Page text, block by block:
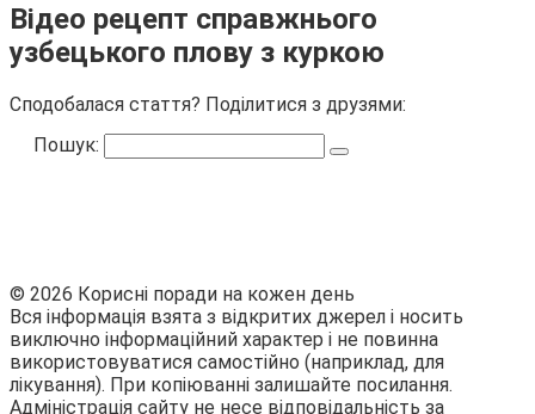
Відео рецепт справжнього
узбецького плову з куркою
Сподобалася стаття? Поділитися з друзями:
Пошук:
© 2026 Корисні поради на кожен день
Вся інформація взята з відкритих джерел і носить
виключно інформаційний характер і не повинна
використовуватися самостійно (наприклад, для
лікування). При копіюванні залишайте посилання.
Адміністрація сайту не несе відповідальність за